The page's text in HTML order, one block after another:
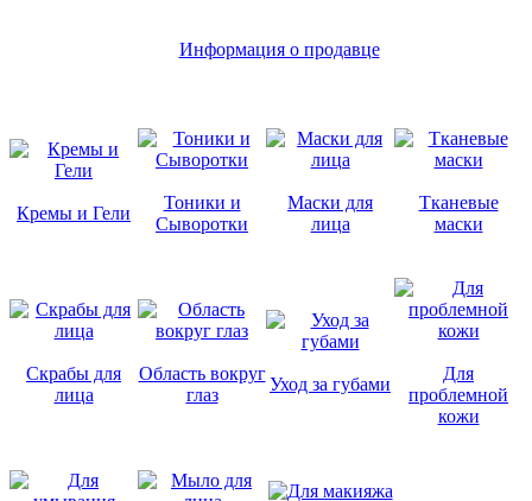
Информация о продавце
Кремы и Гели
Тоники и
Сыворотки
Маски для
лица
Тканевые
маски
Скрабы для
лица
Область вокруг
глаз
Уход за губами
Для
проблемной
кожи